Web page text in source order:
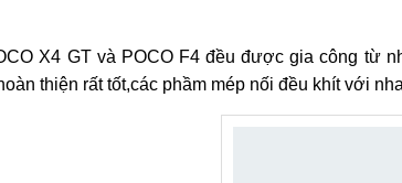
X4 GT và POCO F4 đều được gia công từ
thiện rất tốt,các phầm mép nối đều khít với